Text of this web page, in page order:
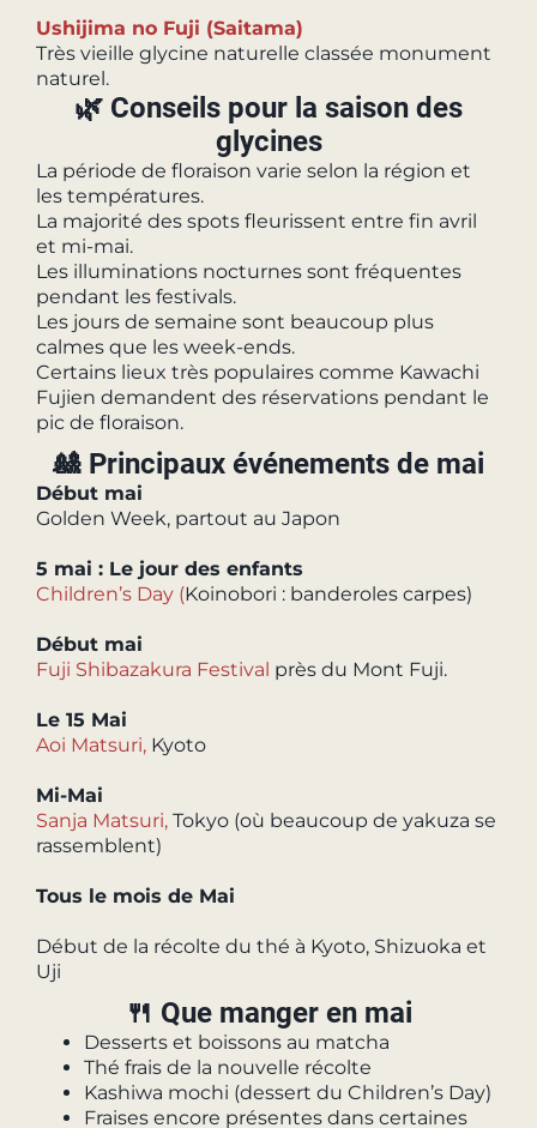
Ushijima no Fuji (Saitama)
Très vieille glycine naturelle classée monument
naturel.
🌿 Conseils pour la saison des
glycines
La période de floraison varie selon la région et
les températures.
La majorité des spots fleurissent entre fin avril
et mi-mai.
Les illuminations nocturnes sont fréquentes
pendant les festivals.
Les jours de semaine sont beaucoup plus
calmes que les week-ends.
Certains lieux très populaires comme Kawachi
Fujien demandent des réservations pendant le
pic de floraison.
🎎 Principaux événements de mai
Début mai
Golden Week, partout au Japon
5 mai : Le jour des enfants
Children’s Day (Koinobori : banderoles carpes)
Début mai
Fuji Shibazakura Festival près du Mont Fuji.
Le 15 Mai
Aoi Matsuri, Kyoto
Mi-Mai
Sanja Matsuri, Tokyo (où beaucoup de yakuza se
rassemblent)
Tous le mois de Mai
Début de la récolte du thé à Kyoto, Shizuoka et
Uji
🍴 Que manger en mai
Desserts et boissons au matcha
Thé frais de la nouvelle récolte
Kashiwa mochi (dessert du Children’s Day)
Fraises encore présentes dans certaines